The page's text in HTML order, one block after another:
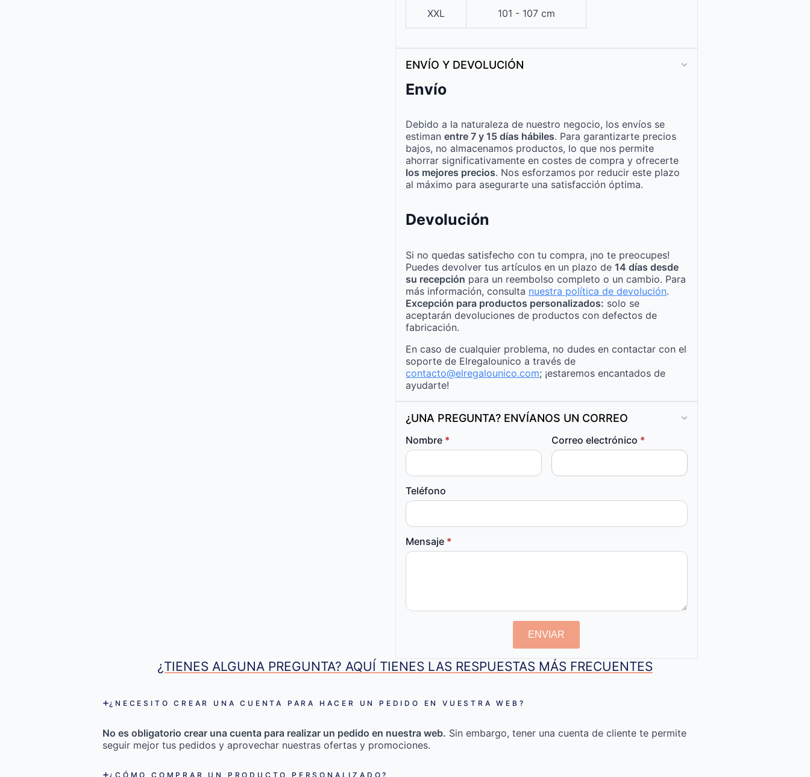
XXL 101 - 107 cm
ENVÍO Y DEVOLUCIÓN
Envío
Debido a la naturaleza de nuestro negocio, los envíos se
estiman entre 7 y 15 días hábiles. Para garantizarte precios
bajos, no almacenamos productos, lo que nos permite
ahorrar significativamente en costes de compra y ofrecerte
los mejores precios. Nos esforzamos por reducir este plazo
al máximo para asegurarte una satisfacción óptima.
Devolución
Si no quedas satisfecho con tu compra, ¡no te preocupes!
Puedes devolver tus artículos en un plazo de 14 días desde
su recepción para un reembolso completo o un cambio. Para
más información, consulta nuestra política de devolución.
Excepción para productos personalizados: solo se
aceptarán devoluciones de productos con defectos de
fabricación.
En caso de cualquier problema, no dudes en contactar con el
soporte de Elregalounico a través de
contacto@elregalounico.com; ¡estaremos encantados de
ayudarte!
¿UNA PREGUNTA? ENVÍANOS UN CORREO
Nombre * Correo electrónico *
Teléfono
Mensaje *
ENVIAR
¿TIENES ALGUNA PREGUNTA? AQUÍ TIENES LAS RESPUESTAS MÁS FRECUENTES
¿NECESITO CREAR UNA CUENTA PARA HACER UN PEDIDO EN VUESTRA WEB?
No es obligatorio crear una cuenta para realizar un pedido en nuestra web. Sin embargo, tener una cuenta de cliente te permite
seguir mejor tus pedidos y aprovechar nuestras ofertas y promociones.
¿CÓMO COMPRAR UN PRODUCTO PERSONALIZADO?